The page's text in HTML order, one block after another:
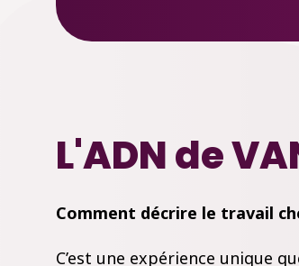
L'ADN de
Comment décrire le travail
C’est une expérience unique